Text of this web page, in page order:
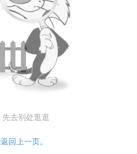
先去别处逛逛
返回上一页。